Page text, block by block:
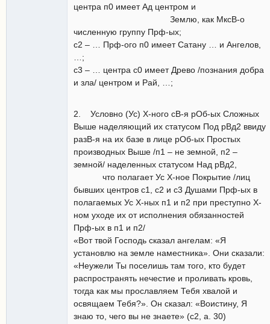
центра п0 имеет Ад центром и
Землю, как МксВ-о
численную группу Прф-ых;
с2 – … Прф-ого п0 имеет Сатану … и Ангелов,
…;
с3 – … центра с0 имеет Древо /познания добра
и зла/ центром и Рай, …;
2. Условно (Ус) Х-ного сВ-я рОб-ых Сложных
Выше наделяющий их статусом Под рВд2 ввиду
разВ-я на их базе в лице рОб-ых Простых
производных Выше /п1 – не земной, п2 –
земной/ наделенных статусом Над рВд2,
что полагает Ус Х-ное Покрытие /лиц
бывших центров с1, с2 и с3 Душами Прф-ых в
полагаемых Ус Х-ных п1 и п2 при преступно Х-
ном уходе их от исполнения обязанностей
Прф-ых в п1 и п2/
«Вот твой Господь сказал ангелам: «Я
установлю на земле наместника». Они сказали:
«Неужели Ты поселишь там того, кто будет
распространять нечестие и проливать кровь,
тогда как мы прославляем Тебя хвалой и
освящаем Тебя?». Он сказал: «Воистину, Я
знаю то, чего вы не знаете» (с2, а. 30)